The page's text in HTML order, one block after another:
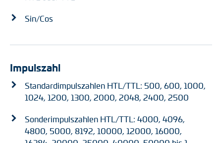
Sin/Cos
Impulszahl
Standardimpulszahlen HTL/TTL: 500, 600, 1000,
1024, 1200, 1300, 2000, 2048, 2400, 2500
Sonderimpulszahlen HTL/TTL: 4000, 4096,
4800, 5000, 8192, 10000, 12000, 16000,